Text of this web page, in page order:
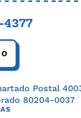
Postal
80204-0037